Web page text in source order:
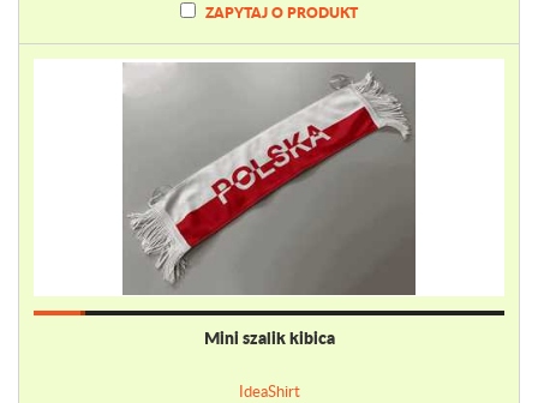
ZAPYTAJ O PRODUKT
Mini szalik kibica
IdeaShirt